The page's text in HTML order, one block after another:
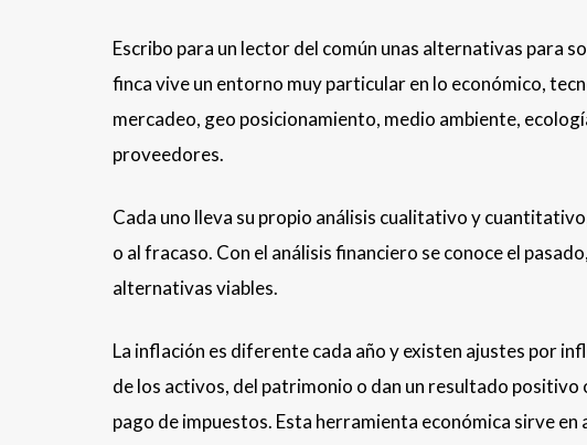
Escribo para un lector del común unas alternativas para
finca vive un entorno muy particular en lo económico,
mercadeo, geo posicionamiento, medio ambiente,
proveedores.
Cada uno lleva su propio análisis cualitativo y
o al fracaso. Con el análisis financiero se conoce el
alternativas viables.
La inflación es diferente cada año y existen ajustes por
de los activos, del patrimonio o dan un resultado
pago de impuestos. Esta herramienta económica sirve